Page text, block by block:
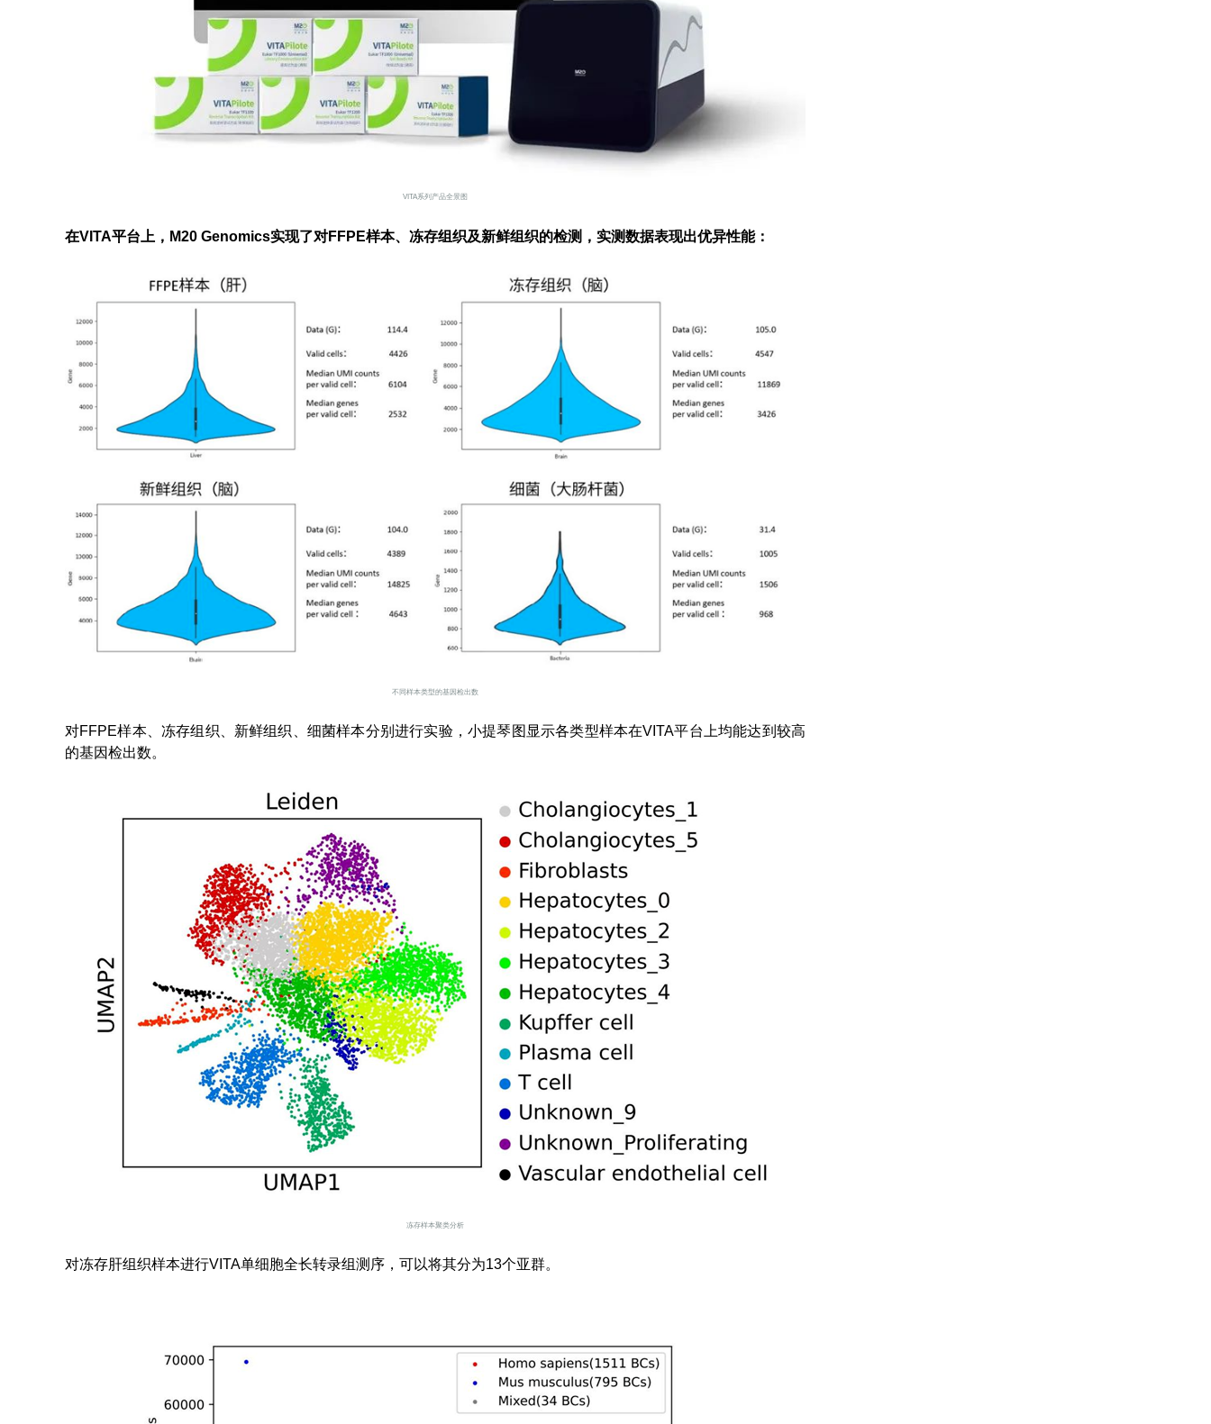
VITA系列产品全景图
在VITA平台上，M20 Genomics实现了对FFPE样本、冻存组织及新鲜组织的检测，实测数据表现出优异性能：
不同样本类型的基因检出数
对FFPE样本、冻存组织、新鲜组织、细菌样本分别进行实验，小提琴图显示各类型样本在VITA平台上均能达到较高
的基因检出数。
冻存样本聚类分析
对冻存肝组织样本进行VITA单细胞全长转录组测序，可以将其分为13个亚群。